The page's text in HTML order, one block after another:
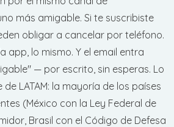
más amigable. Si te suscribiste
obligar a cancelar por teléfono.
app, lo mismo. Y el email entra
— por escrito, sin esperas. Lo
LATAM: la mayoría de los países
(México con la Ley Federal de
Brasil con el Código de Defesa